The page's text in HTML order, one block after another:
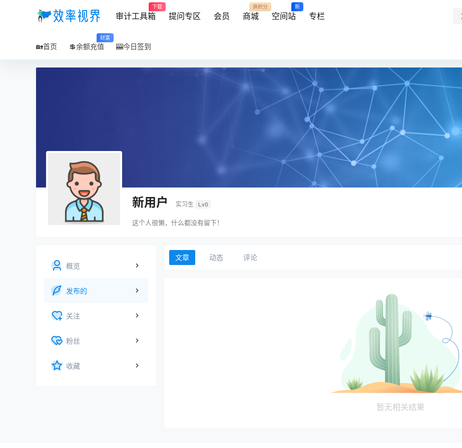
审计工具箱
下载
提问专区 会员 商城
换积分
空间站
新
专栏
🏡首页 💲余额充值
财富
🎰今日签到
新用户 实习生 Lv0
这个人很懒，什么都没有留下！
概览
发布的
关注
粉丝
收藏
文章 动态 评论
暂无相关结果